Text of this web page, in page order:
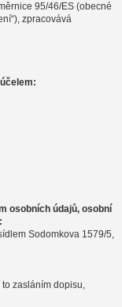
95/46/ES (obecné
zpracovává
osobních údajů, osobní
Sodomkova 1579/5,
zasláním dopisu,